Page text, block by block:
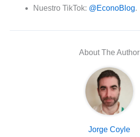
Nuestro TikTok: @EconoBlog.
About The Author
Jorge Coyle